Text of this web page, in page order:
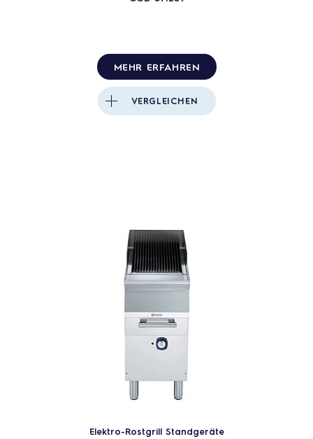
MEHR ERFAHREN
VERGLEICHEN
Elektro-Rostgrill Standgeräte